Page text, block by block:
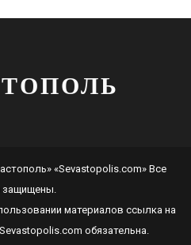
«Sevastopolis.com» Все
защищены.
материалов ссылка на
Sevastopolis.com обязательна.